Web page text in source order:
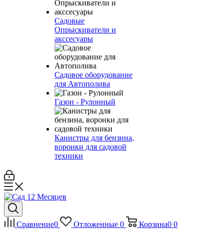
Садовые
Опрыскиватели и
акссесуары
Садовое оборудование
для Автополива
Газон - Рулонный
Канистры для бензина,
воронки для садовой
техники
Сравнение0 Отложенные 0 Корзина0 0